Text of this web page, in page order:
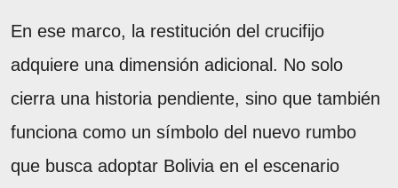
En ese marco, la restitución del crucifijo
adquiere una dimensión adicional. No solo
cierra una historia pendiente, sino que también
funciona como un símbolo del nuevo rumbo
que busca adoptar Bolivia en el escenario